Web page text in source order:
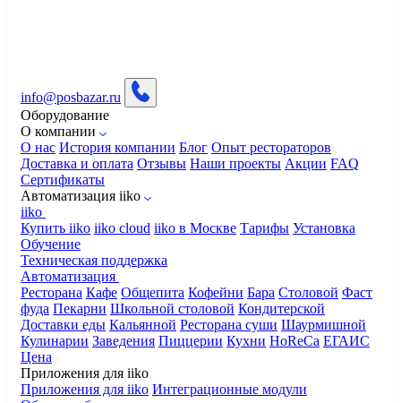
info@posbazar.ru
Оборудование
О компании
О нас История компании Блог Опыт рестораторов
Доставка и оплата Отзывы Наши проекты Акции FAQ
Сертификаты
Автоматизация iiko
iiko
Купить iiko iiko cloud iiko в Москве Тарифы Установка
Обучение
Техническая поддержка
Автоматизация
Ресторана Кафе Общепита Кофейни Бара Столовой Фаст
фуда Пекарни Школьной столовой Кондитерской
Доставки еды Кальянной Ресторана суши Шаурмишной
Кулинарии Заведения Пиццерии Кухни HoReCa ЕГАИС
Цена
Приложения для iiko
Приложения для iiko Интеграционные модули